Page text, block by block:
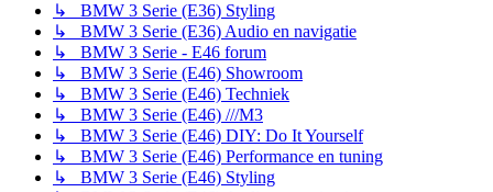
↳ BMW 3 Serie (E36) Styling
↳ BMW 3 Serie (E36) Audio en navigatie
↳ BMW 3 Serie - E46 forum
↳ BMW 3 Serie (E46) Showroom
↳ BMW 3 Serie (E46) Techniek
↳ BMW 3 Serie (E46) ///M3
↳ BMW 3 Serie (E46) DIY: Do It Yourself
↳ BMW 3 Serie (E46) Performance en tuning
↳ BMW 3 Serie (E46) Styling